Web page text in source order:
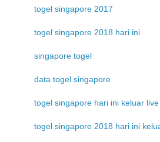
togel singapore 2017
togel singapore 2018 hari ini
singapore togel
data togel singapore
togel singapore hari ini keluar live
togel singapore 2018 hari ini